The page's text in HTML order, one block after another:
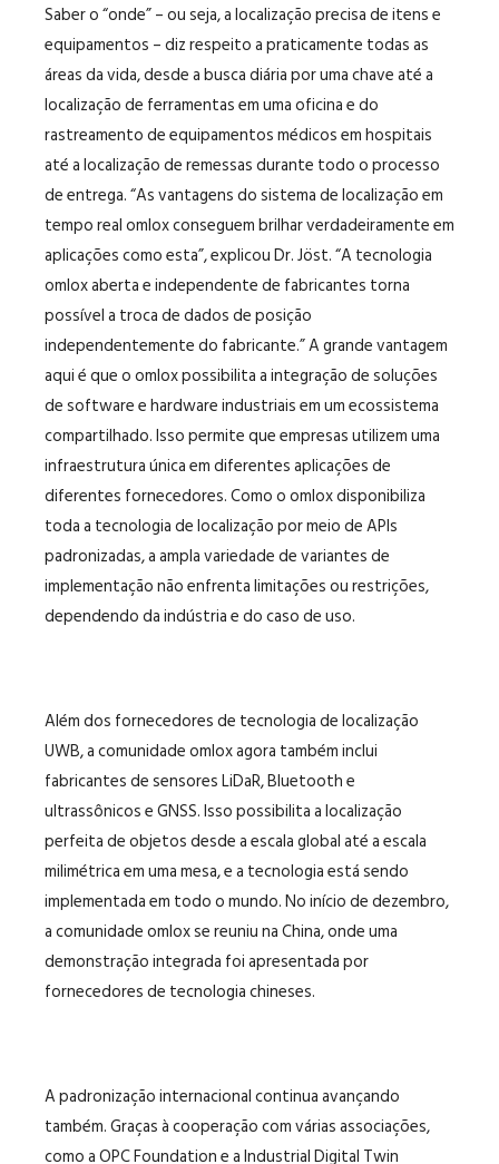
Saber o “onde” – ou seja, a localização precisa de itens e
equipamentos – diz respeito a praticamente todas as
áreas da vida, desde a busca diária por uma chave até a
localização de ferramentas em uma oficina e do
rastreamento de equipamentos médicos em hospitais
até a localização de remessas durante todo o processo
de entrega. “As vantagens do sistema de localização em
tempo real omlox conseguem brilhar verdadeiramente em
aplicações como esta”, explicou Dr. Jöst. “A tecnologia
omlox aberta e independente de fabricantes torna
possível a troca de dados de posição
independentemente do fabricante.” A grande vantagem
aqui é que o omlox possibilita a integração de soluções
de software e hardware industriais em um ecossistema
compartilhado. Isso permite que empresas utilizem uma
infraestrutura única em diferentes aplicações de
diferentes fornecedores. Como o omlox disponibiliza
toda a tecnologia de localização por meio de APIs
padronizadas, a ampla variedade de variantes de
implementação não enfrenta limitações ou restrições,
dependendo da indústria e do caso de uso.
Além dos fornecedores de tecnologia de localização
UWB, a comunidade omlox agora também inclui
fabricantes de sensores LiDaR, Bluetooth e
ultrassônicos e GNSS. Isso possibilita a localização
perfeita de objetos desde a escala global até a escala
milimétrica em uma mesa, e a tecnologia está sendo
implementada em todo o mundo. No início de dezembro,
a comunidade omlox se reuniu na China, onde uma
demonstração integrada foi apresentada por
fornecedores de tecnologia chineses.
A padronização internacional continua avançando
também. Graças à cooperação com várias associações,
como a OPC Foundation e a Industrial Digital Twin